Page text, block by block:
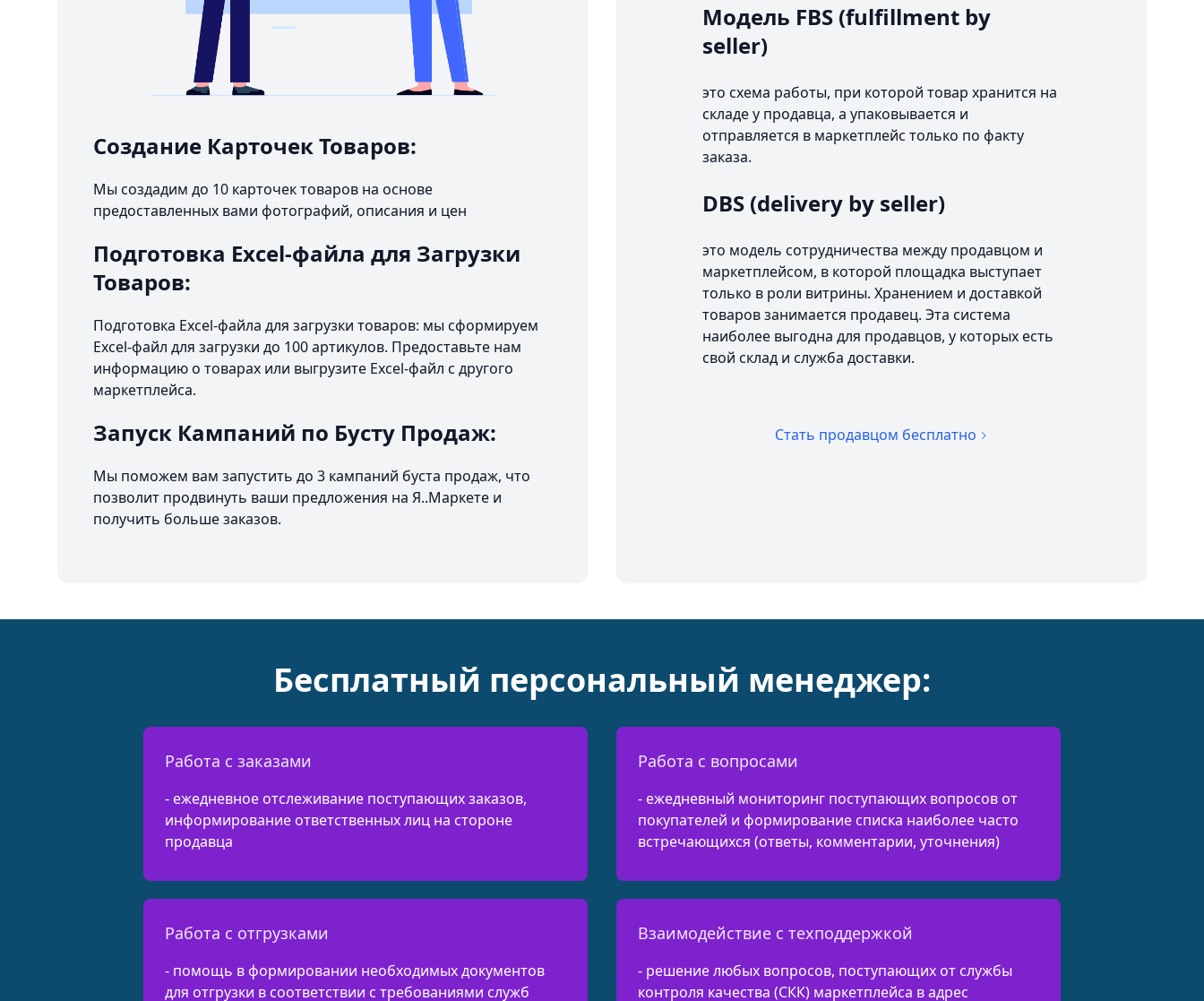
Создание Карточек Товаров:
Мы создадим до 10 карточек товаров на основе
предоставленных вами фотографий, описания и цен
Подготовка Excel-файла для Загрузки
Товаров:
Подготовка Excel-файла для загрузки товаров: мы сформируем
Excel-файл для загрузки до 100 артикулов. Предоставьте нам
информацию о товарах или выгрузите Excel-файл с другого
маркетплейса.
Запуск Кампаний по Бусту Продаж:
Мы поможем вам запустить до 3 кампаний буста продаж, что
позволит продвинуть ваши предложения на Я..Маркете и
получить больше заказов.
Модель FBS (fulfillment by
seller)
это схема работы, при которой товар хранится на
складе у продавца, а упаковывается и
отправляется в маркетплейс только по факту
заказа.
DBS (delivery by seller)
это модель сотрудничества между продавцом и
маркетплейсом, в которой площадка выступает
только в роли витрины. Хранением и доставкой
товаров занимается продавец. Эта система
наиболее выгодна для продавцов, у которых есть
свой склад и служба доставки.
Стать продавцом бесплатно
Бесплатный персональный менеджер:
Работа с заказами
- ежедневное отслеживание поступающих заказов,
информирование ответственных лиц на стороне
продавца
Работа с отгрузками
- помощь в формировании необходимых документов
для отгрузки в соответствии с требованиями служб
Работа с вопросами
- ежедневный мониторинг поступающих вопросов от
покупателей и формирование списка наиболее часто
встречающихся (ответы, комментарии, уточнения)
Взаимодействие с техподдержкой
- решение любых вопросов, поступающих от службы
контроля качества (СКК) маркетплейса в адрес